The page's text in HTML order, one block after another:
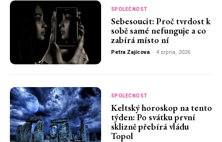
SPOLEČNOST
Sebesoucit: Proč tvrdost k
sobě samé nefunguje a co
zabírá místo ní
Petra Zajícova - 4 srpna, 2026
SPOLEČNOST
Keltský horoskop na tento
týden: Po svátku první
sklizně přebírá vládu
Topol